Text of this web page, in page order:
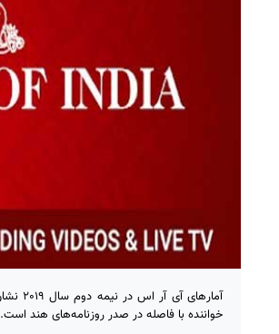
خواننده با فاصله در صدر روزنامه‌های هند است.